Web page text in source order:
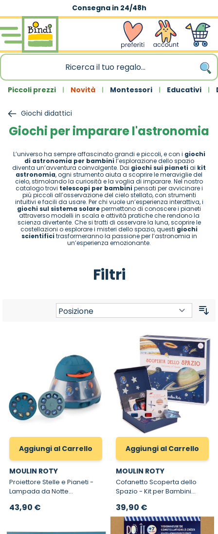
Consegna in 24/48h
Salta al contenuto
wishlist Account Carrello
Piccoli prezzi Novità Montessori Educativi
Giochi didattici
Giochi per imparare l'astronomia
L’universo ha sempre affascinato grandi e piccoli, e con i giochi
di astronomia per bambini l’esplorazione dello spazio
diventa un’avventura coinvolgente. Dai giochi sui pianeti ai kit
astronomia, ogni strumento aiuta a scoprire le meraviglie del
cielo, stimolando la curiosità e la voglia di imparare. Nel nostro
catalogo trovi telescopi per bambini pensati per avvicinare i
più piccoli all’osservazione del cielo stellato, con strumenti
intuitivi e facili da usare. Per chi vuole un’esperienza interattiva, i
giochi sul sistema solarepermettono di conoscere i pianeti
attraverso modelli in scala e attività pratiche che rendono la
scienza divertente. Che si tratti di osservare la luna, scoprire le
costellazioni o esplorare i misteri dello spazio, questi giochi
scientifici trasformeranno la passione per l’astronomia in
un’esperienza emozionante.
Filtri
Aggiungi al Carrello
MOULIN ROTY
Proiettore Stelle e Pianeti -
Lampada da Notte
43,90 €
Aggiungi al Carrello
MOULIN ROTY
Cofanetto Scoperta dello
Spazio - Kit per Bambini
dell'Universo e dello Spazio.
39,90 €